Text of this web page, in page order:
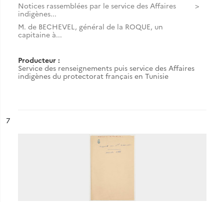
Notices rassemblées par le service des Affaires
indigènes...
M. de BECHEVEL, général de la ROQUE, un
capitaine à...
Producteur :
Service des renseignements puis service des Affaires
indigènes du protectorat français en Tunisie
n°
7